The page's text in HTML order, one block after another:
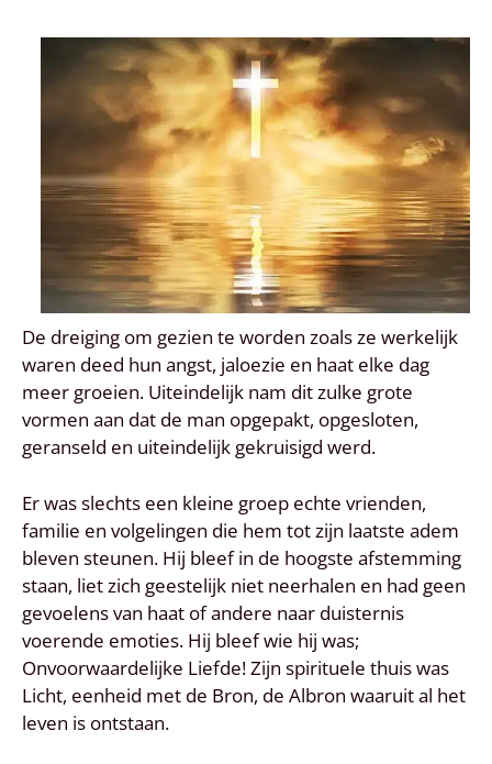
De dreiging om gezien te worden zoals ze werkelijk
waren deed hun angst, jaloezie en haat elke dag
meer groeien. Uiteindelijk nam dit zulke grote
vormen aan dat de man opgepakt, opgesloten,
geranseld en uiteindelijk gekruisigd werd.
Er was slechts een kleine groep echte vrienden,
familie en volgelingen die hem tot zijn laatste adem
bleven steunen. Hij bleef in de hoogste afstemming
staan, liet zich geestelijk niet neerhalen en had geen
gevoelens van haat of andere naar duisternis
voerende emoties. Hij bleef wie hij was;
Onvoorwaardelijke Liefde! Zijn spirituele thuis was
Licht, eenheid met de Bron, de Albron waaruit al het
leven is ontstaan.